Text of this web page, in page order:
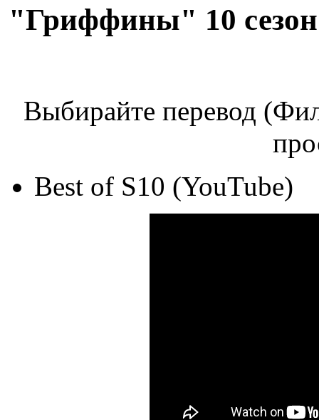
"Гриффины" 10 сезон
Выбирайте перевод
Best of S10 (YouTube)